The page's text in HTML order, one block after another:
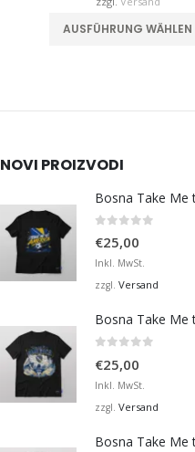
AUSFÜHRUNG WÄHLEN
NOVI PROIZVODI
€25,00
Inkl. MwSt.
zzgl. Versand
€25,00
Inkl. MwSt.
zzgl. Versand